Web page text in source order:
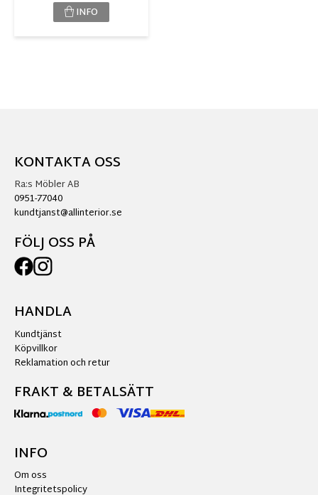
INFO
KONTAKTA OSS
Ra:s Möbler AB
0951-77040
kundtjanst@allinterior.se
FÖLJ OSS PÅ
HANDLA
Kundtjänst
Köpvillkor
Reklamation och retur
FRAKT & BETALSÄTT
INFO
Om oss
Integritetspolicy